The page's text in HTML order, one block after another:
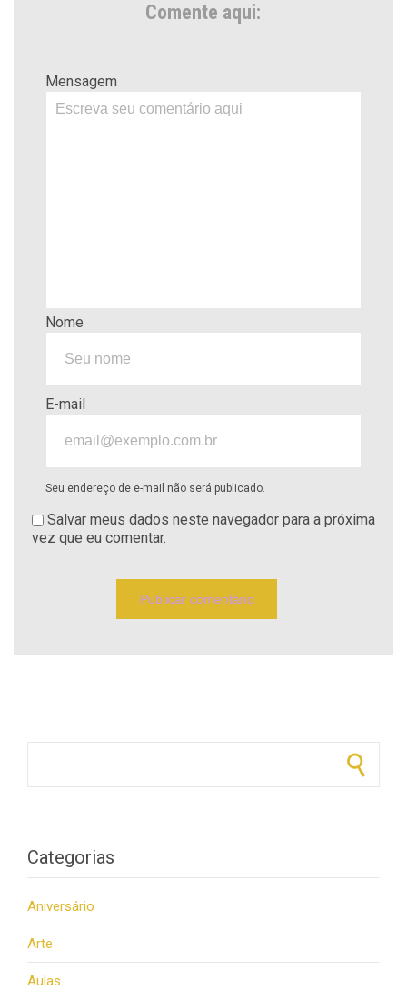
Comente aqui:
Mensagem
Nome
E-mail
Seu endereço de e-mail não será publicado.
Salvar meus dados neste navegador para a próxima
vez que eu comentar.
Categorias
Aniversário
Arte
Aulas